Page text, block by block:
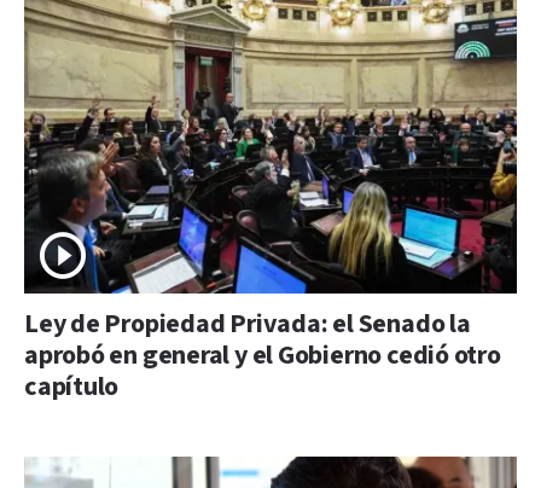
Ley de Propiedad Privada: el Senado la
aprobó en general y el Gobierno cedió otro
capítulo